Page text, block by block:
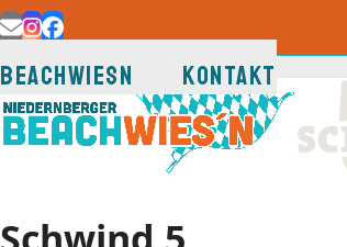
Skip
to
content
E-
Mail
Instagram
Facebook
Beachwiesn KONTAKT